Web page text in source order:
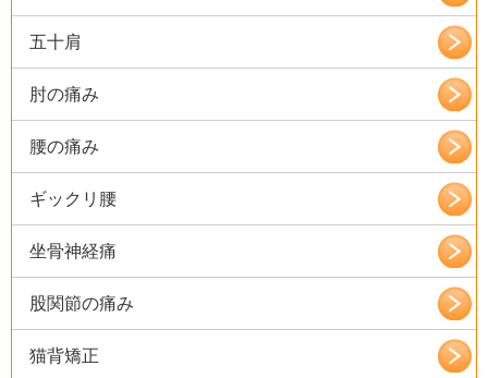
五十肩
肘の痛み
腰の痛み
ギックリ腰
坐骨神経痛
股関節の痛み
猫背矯正